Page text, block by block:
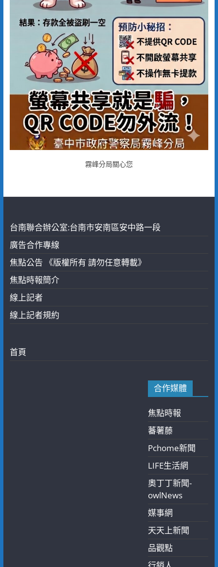
霧峰分局關心您
台南聯合辦公室:台南市安南區安中路一段
廣告合作專線
焦點公告 《版權所有 請勿任意轉載》
焦點時報簡介
線上記者
線上記者規約
首頁
合作媒體
焦點時報
蕃薯藤
Pchome新聞
LIFE生活網
奧丁丁新聞-
owlNews
媒事網
天天上新聞
品觀點